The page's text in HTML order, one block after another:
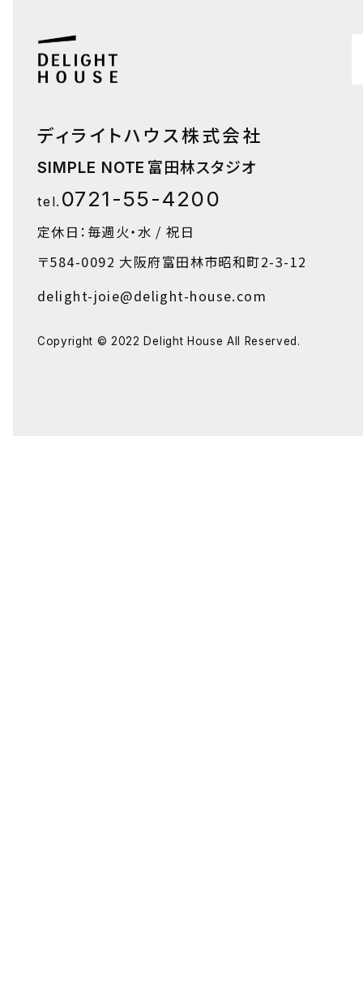
ディライトハウス株式会社
SIMPLE NOTE 富田林スタジオ
tel. 0721-55-4200
定休日：毎週火・水 / 祝日
〒584-0092 大阪府富田林市昭和町2-3-12
delight-joie@delight-house.com
Copyright © 2022 Delight House All Reserved.